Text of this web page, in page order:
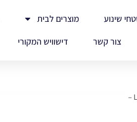
שינוע מוצרים לבית
צור קשר דישוויש המקורי
/ Little Lunch Box –